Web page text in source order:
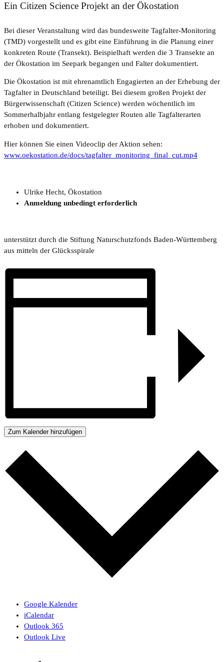
Ein Citizen Science Projekt an der Ökostation
Bei dieser Veranstaltung wird das bundesweite Tagfalter-Monitoring
(TMD) vorgestellt und es gibt eine Einführung in die Planung einer
konkreten Route (Transekt). Beispielhaft werden die 3 Transekte an
der Ökostation im Seepark begangen und Falter dokumentiert.
Die Ökostation ist mit ehrenamtlich Engagierten an der Erhebung der
Tagfalter in Deutschland beteiligt. Bei diesem großen Projekt der
Bürgerwissenschaft (Citizen Science) werden wöchentlich im
Sommerhalbjahr entlang festgelegter Routen alle Tagfalterarten
erhoben und dokumentiert.
Hier können Sie einen Videoclip der Aktion sehen:
www.oekostation.de/docs/tagfalter_monitoring_final_cut.mp4
Ulrike Hecht, Ökostation
Anmeldung unbedingt erforderlich
unterstützt durch die Stiftung Naturschutzfonds Baden-Württemberg
aus mitteln der Glücksspirale
Zum Kalender hinzufügen
Google Kalender
iCalendar
Outlook 365
Outlook Live